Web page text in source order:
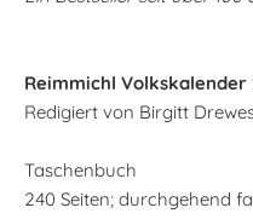
Reimmichl Volkskalender
Redigiert von Birgitt
Taschenbuch
240 Seiten; durchgehend